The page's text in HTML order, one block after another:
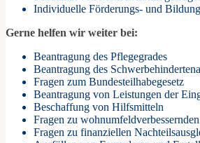
Individuelle Förderungs- und
Gerne helfen wir weiter bei:
Beantragung des Pflegegrades
Beantragung des
Fragen zum Bundesteilhabegesetz
Beantragung von Leistungen der
Beschaffung von Hilfsmitteln
Fragen zu
Fragen zu finanziellen